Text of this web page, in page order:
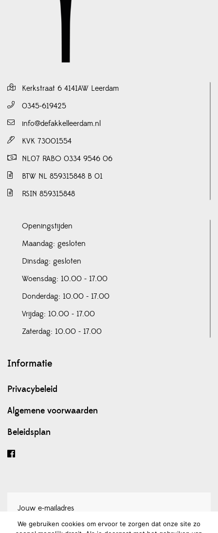
Kerkstraat 6 4141AW Leerdam
0345-619425
info@defakkelleerdam.nl
KVK 73001554
NL07 RABO 0334 9546 06
BTW NL 859315848 B 01
RSIN 859315848
Openingstijden
Maandag: gesloten
Dinsdag: gesloten
Woensdag: 10.00 - 17.00
Donderdag: 10.00 - 17.00
Vrijdag: 10.00 - 17.00
Zaterdag: 10.00 - 17.00
Informatie
Privacybeleid
Algemene voorwaarden
Beleidsplan
We gebruiken cookies om ervoor te zorgen dat onze site zo